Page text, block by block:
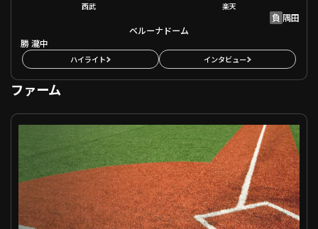
西武 楽天
負 隅田
ベルーナドーム
勝瀧中
ハイライト インタビュー
ファーム
ファーム 東京ヤクルト VS 東北楽天